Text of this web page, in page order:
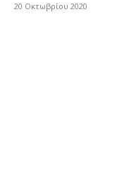
20 Οκτωβρίου 2020